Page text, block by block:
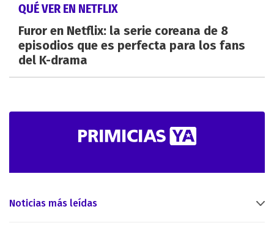
QUÉ VER EN NETFLIX
Furor en Netflix: la serie coreana de 8
episodios que es perfecta para los fans
del K-drama
Noticias más leídas